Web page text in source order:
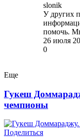
slonik
У других
помочь.
26 июля
0
Еще
Гукеш
чемпионы
Поделиться